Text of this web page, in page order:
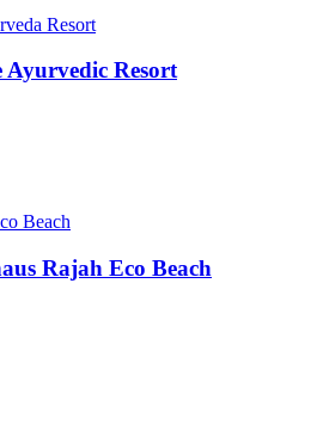
Ayurvedic Resort
Rajah Eco Beach